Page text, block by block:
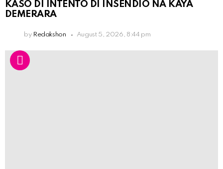
KASO DI INTENTO DI INSENDIO NA KAYA
DEMERARA
by Redakshon August 5, 2026, 8:44 pm